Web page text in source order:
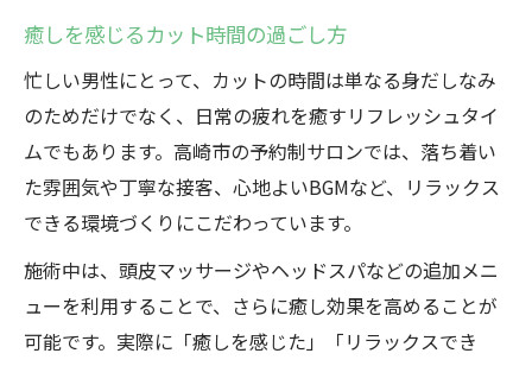
癒しを感じるカット時間の過ごし方
忙しい男性にとって、カットの時間は単なる身だしなみ
のためだけでなく、日常の疲れを癒すリフレッシュタイ
ムでもあります。高崎市の予約制サロンでは、落ち着い
た雰囲気や丁寧な接客、心地よいBGMなど、リラックス
できる環境づくりにこだわっています。
施術中は、頭皮マッサージやヘッドスパなどの追加メニ
ューを利用することで、さらに癒し効果を高めることが
可能です。実際に「癒しを感じた」「リラックスでき